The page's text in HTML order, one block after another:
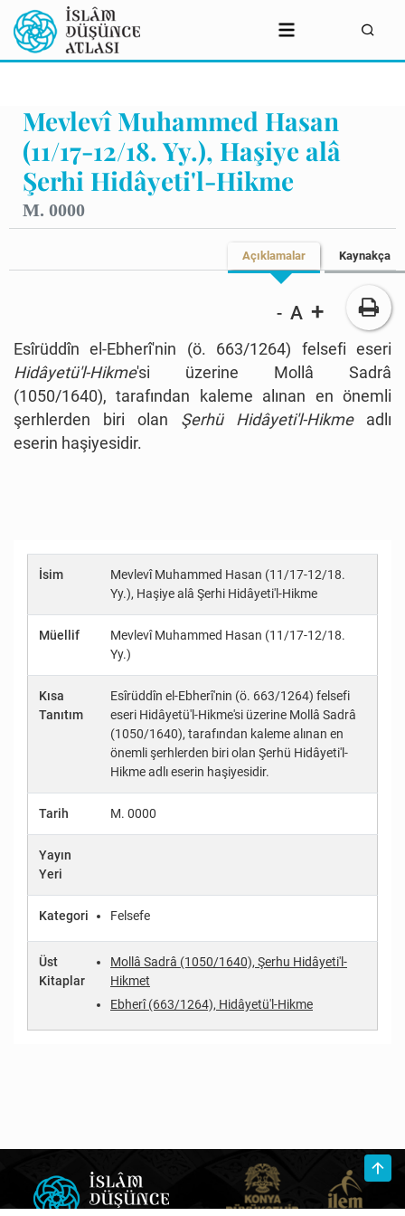
Mevlevî Muhammed Hasan
(11/17-12/18. Yy.), Haşiye alâ
Şerhi Hidâyeti'l-Hikme
M. 0000
Açıklamalar Kaynakça
- A +
Esîrüddîn el-Ebherî'nin (ö. 663/1264) felsefi eseri
Hidâyetü'l-Hikme'si üzerine
Mollâ Sadrâ
(1050/1640),tarafından kaleme alınan en önemli
şerhlerden biri olan Şerhü Hidâyeti'l-Hikmeadlı
eserin haşiyesidir.
İsim
Mevlevî Muhammed Hasan (11/17-12/18.
Yy.), Haşiye alâ Şerhi Hidâyeti'l-Hikme
Müellif
Mevlevî Muhammed Hasan (11/17-12/18.
Yy.)
Kısa
Tanıtım
Esîrüddîn el-Ebherî'nin (ö. 663/1264) felsefi
eseri Hidâyetü'l-Hikme'si üzerine Mollâ Sadrâ
(1050/1640), tarafından kaleme alınan en
önemli şerhlerden biri olan Şerhü Hidâyeti'l-
Hikme adlı eserin haşiyesidir.
Tarih M. 0000
Yayın
Yeri
Kategori Felsefe
Üst
Kitaplar
Mollâ Sadrâ (1050/1640), Şerhu Hidâyeti'l-
Hikmet
Ebherî (663/1264), Hidâyetü'l-Hikme